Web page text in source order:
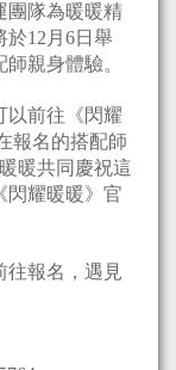
團隊為暖暖精
12月6日舉
親身體驗。
以前往《閃耀
報名的搭配師
暖共同慶祝這
閃耀暖暖》官
往報名，遇見